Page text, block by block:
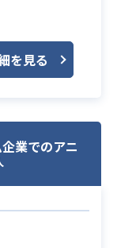
ぼのアクシ
けるエフェ
当いただき
業務でござ
」を使
フェクト作
を見る
業でのアニ